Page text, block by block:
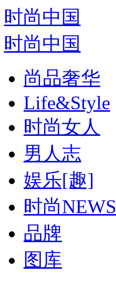
时尚中国
时尚中国
尚品奢华
Life&Style
时尚女人
男人志
娱乐[趣]
时尚NEWS
品牌
图库